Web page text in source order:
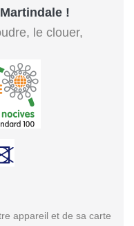
!
le clouer,
appareil et de sa carte